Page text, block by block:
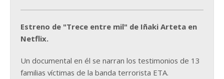
Estreno de "Trece entre mil" de Iñaki Arteta en
Netflix.
Un documental en él se narran los testimonios de 13
familias víctimas de la banda terrorista ETA.